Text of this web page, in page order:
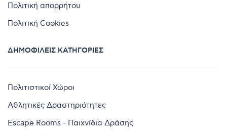
Πολιτική απορρήτου
Πολιτική Cookies
ΔΗΜΟΦΙΛΕΊΣ ΚΑΤΗΓΟΡΊΕΣ
Πολιτιστικοί Χώροι
Αθλητικές Δραστηριότητες
Escape Rooms - Παιχνίδια Δράσης